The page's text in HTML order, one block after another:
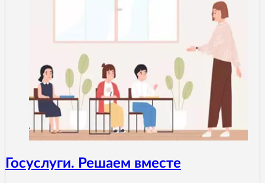
Госуслуги. Решаем вместе